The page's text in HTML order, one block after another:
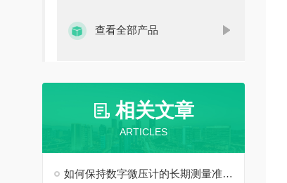
查看全部产品
相关文章
ARTICLES
如何保持数字微压计的长期测量准确性？